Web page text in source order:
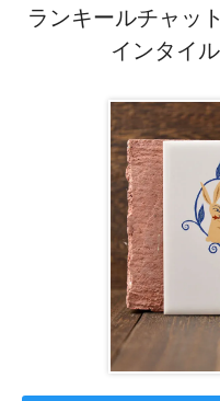
ランキールチャ
インタイ